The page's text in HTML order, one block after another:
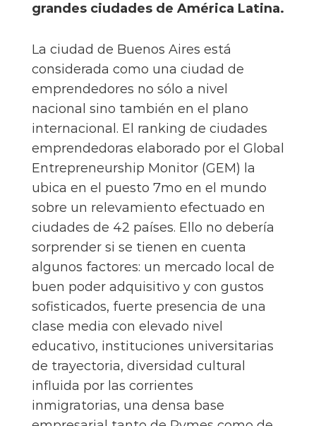
grandes ciudades de América Latina.
La ciudad de Buenos Aires está
considerada como una ciudad de
emprendedores no sólo a nivel
nacional sino también en el plano
internacional. El ranking de ciudades
emprendedoras elaborado por el Global
Entrepreneurship Monitor (GEM) la
ubica en el puesto 7mo en el mundo
sobre un relevamiento efectuado en
ciudades de 42 países. Ello no debería
sorprender si se tienen en cuenta
algunos factores: un mercado local de
buen poder adquisitivo y con gustos
sofisticados, fuerte presencia de una
clase media con elevado nivel
educativo, instituciones universitarias
de trayectoria, diversidad cultural
influida por las corrientes
inmigratorias, una densa base